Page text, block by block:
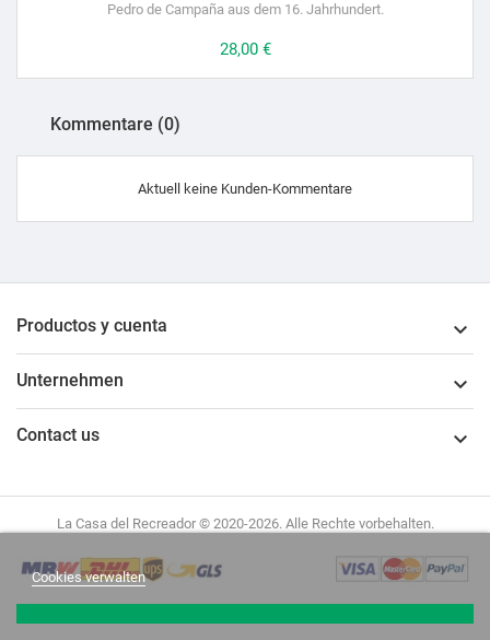
Pedro de Campaña aus dem 16. Jahrhundert.
Preis
28,00 €
Kommentare (0)
Aktuell keine Kunden-Kommentare
Productos y cuenta 
Unternehmen 
Contact us 
Cookies verwalten
La Casa del Recreador © 2020-2026. Alle Rechte vorbehalten.